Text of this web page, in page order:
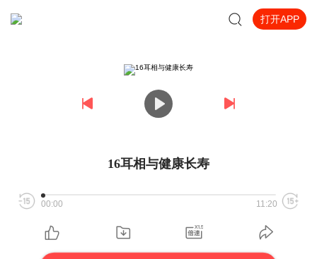
打开APP
16耳相与健康长寿
00:00 11:20